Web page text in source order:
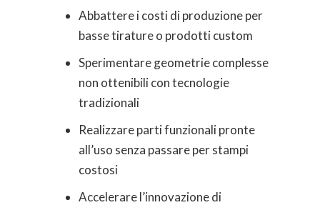
Abbattere i costi di produzione per
basse tirature o prodotti custom
Sperimentare geometrie complesse
non ottenibili con tecnologie
tradizionali
Realizzare parti funzionali pronte
all’uso senza passare per stampi
costosi
Accelerare l’innovazione di